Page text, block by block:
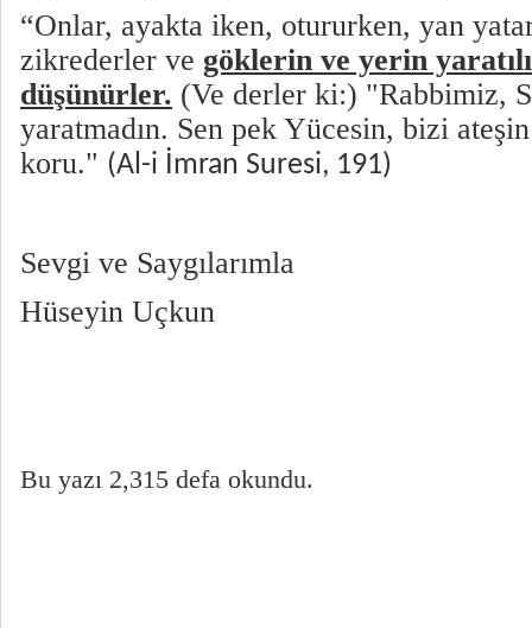
“Onlar, ayakta iken, otururken, yan
zikrederler ve göklerin ve yerin
düşünürler. (Ve derler ki:) "Rabbimiz,
yaratmadın. Sen pek Yücesin, bizi ateşin
koru." (Al-i İmran Suresi, 191)
Sevgi ve Saygılarımla
Hüseyin Uçkun
Bu yazı 2,315 defa okundu.